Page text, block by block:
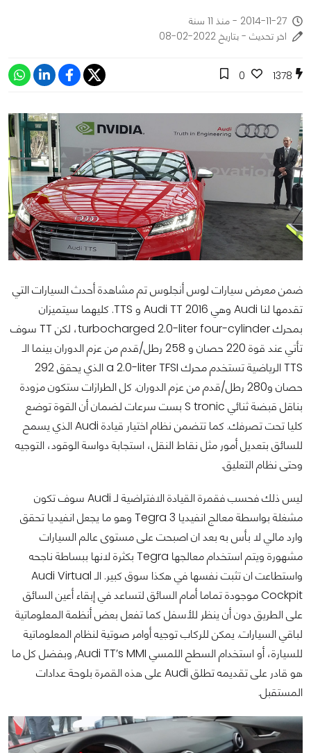
2014-11-27 - منذ 11 سنة
اخر تحديث - بتاريخ 2022-02-08
1378
0
ضمن معرض سيارات لوس أنجلوس تم مشاهدة أحدث السيارات التي
تقدمها لنا Audi وهي 2016 Audi TT و TTS. كليهما سيتميزان
بمحرك turbocharged 2.0-liter four-cylinder، لكن TT سوف
تأتي عند قوة 220 حصان و 258 رطل/قدم من عزم الدوران بينما الـ
TTS الرياضية تستخدم محرك a 2.0-liter TFSI الذي يحقق 292
حصان و280 رطل/قدم من عزم الدوران. كل الطرازات ستكون مزودة
بناقل قبضة ثنائي S tronic بست سرعات لضمان أن القوة توضع
كليا تحت تصرفك. كما تتضمن نظام اختيار قيادة Audi الذي يسمح
للسائق بتعديل أمور مثل نقاط النقل، استجابة دواسة الوقود، التوجيه
وحتى نظام التعليق.
ليس ذلك فحسب فقمرة القيادة الافتراضية لـ Audi سوف تكون
مشغلة بواسطة معالج انفيديا Tegra 3 وهو ما يجعل انفيديا تحقق
وارد مالي لا بأس به بعد ان اصبحت على مستوى عالم السيارات
مشهورة ويتم استخدام معالجها Tegra بكثرة لانها ببساطة ناجحه
واستطاعت ان تثبت نفسها في هكذا سوق كبير. الـ Audi Virtual
Cockpit موجودة تماما أمام السائق لتساعد في إبقاء أعين السائق
على الطريق دون أن ينظر للأسفل كما تفعل بعض أنظمة المعلوماتية
لباقي السيارات. يمكن للركاب توجيه أوامر صوتية لنظام المعلوماتية
للسيارة، أو استخدام السطح اللمسي Audi TT’s MMI, وبفضل كل ما
هو قادر على تقديمه تطلق Audi على هذه القمرة بلوحة عدادات
المستقبل.